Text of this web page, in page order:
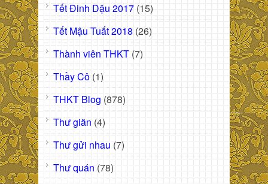
Tết Đinh Dậu 2017 (15)
Tết Mậu Tuất 2018 (26)
Thành viên THKT (7)
Thầy Cô (1)
THKT Blog (878)
Thư giãn (4)
Thư gửi nhau (7)
Thư quán (78)